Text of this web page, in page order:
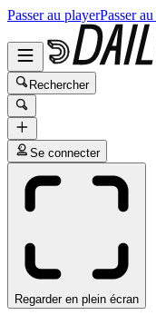
Passer au playerPasser
Rechercher
Se connecter
Regarder en plein écran